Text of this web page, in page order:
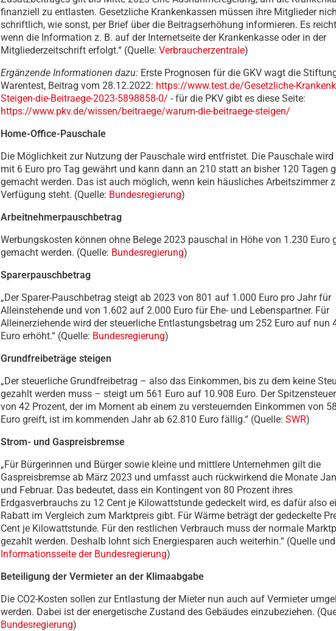
finanziell zu entlasten. Gesetzliche Krankenkassen müssen ihre Mitglieder
schriftlich, wie sonst, per Brief über die Beitragserhöhung informieren. Es
wenn die Information z. B. auf der Internetseite der Krankenkasse oder in der
Mitgliederzeitschrift erfolgt.“ (Quelle: Verbraucherzentrale)
Ergänzende Informationen dazu: Erste Prognosen für die GKV wagt die
Warentest, Beitrag vom 28.12.2022: https://www.test.de/Gesetzliche-
Steigen-die-Beitraege-2023-5898858-0/ - für die PKV gibt es diese Seite:
https://www.pkv.de/wissen/beitraege/warum-die-beitraege-steigen/
Home-Office-Pauschale
Die Möglichkeit zur Nutzung der Pauschale wird entfristet. Die Pauschale wird
mit 6 Euro pro Tag gewährt und kann dann an 210 statt an bisher 120 Tagen
gemacht werden. Das ist auch möglich, wenn kein häusliches Arbeitszimmer
Verfügung steht. (Quelle: Bundesregierung)
Arbeitnehmerpauschbetrag
Werbungskosten können ohne Belege 2023 pauschal in Höhe von 1.230 Euro
gemacht werden. (Quelle: Bundesregierung)
Sparerpauschbetrag
„Der Sparer-Pauschbetrag steigt ab 2023 von 801 auf 1.000 Euro pro Jahr für
Alleinstehende und von 1.602 auf 2.000 Euro für Ehe- und Lebenspartner. Für
Alleinerziehende wird der steuerliche Entlastungsbetrag um 252 Euro auf nun
Euro erhöht.“ (Quelle: Bundesregierung)
Grundfreibeträge steigen
„Der steuerliche Grundfreibetrag – also das Einkommen, bis zu dem keine
gezahlt werden muss – steigt um 561 Euro auf 10.908 Euro. Der
von 42 Prozent, der im Moment ab einem zu versteuernden Einkommen von
Euro greift, ist im kommenden Jahr ab 62.810 Euro fällig.“ (Quelle: SWR)
Strom- und Gaspreisbremse
„Für Bürgerinnen und Bürger sowie kleine und mittlere Unternehmen gilt die
Gaspreisbremse ab März 2023 und umfasst auch rückwirkend die Monate
und Februar. Das bedeutet, dass ein Kontingent von 80 Prozent ihres
Erdgasverbrauchs zu 12 Cent je Kilowattstunde gedeckelt wird, es dafür also
Rabatt im Vergleich zum Marktpreis gibt. Für Wärme beträgt der gedeckelte
Cent je Kilowattstunde. Für den restlichen Verbrauch muss der normale
gezahlt werden. Deshalb lohnt sich Energiesparen auch weiterhin.“ (Quelle und
Informationsseite der Bundesregierung)
Beteiligung der Vermieter an der Klimaabgabe
Die CO2-Kosten sollen zur Entlastung der Mieter nun auch auf Vermieter
werden. Dabei ist der energetische Zustand des Gebäudes einzubeziehen.
Bundesregierung)